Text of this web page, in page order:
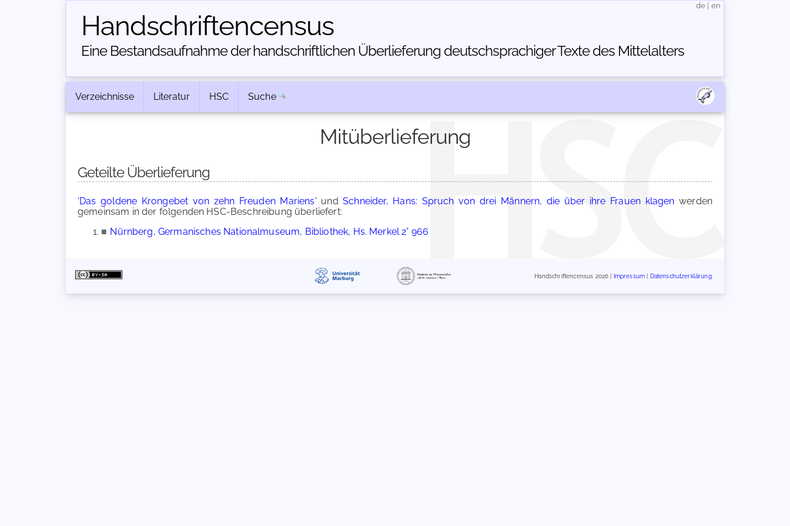
Handschriften­census
Eine Bestandsaufnahme der handschriftlichen Über­lieferung deutschsprachiger Texte des Mittelalters
de en
Verzeichnisse Literatur HSC Suche
Mitüberlieferung
Geteilte Überlieferung
'Das goldene Krongebet von zehn Freuden Mariens' undSchneider, Hans: Spruch von drei Männern, die über ihre Frauen klagen werden
gemeinsam in der folgenden HSC-Beschreibung überliefert:
■ Nürnberg, Germanisches Nationalmuseum, Bibliothek, Hs. Merkel 2° 966
Handschriftencensus 2026 | Impressum Datenschutzerklärung